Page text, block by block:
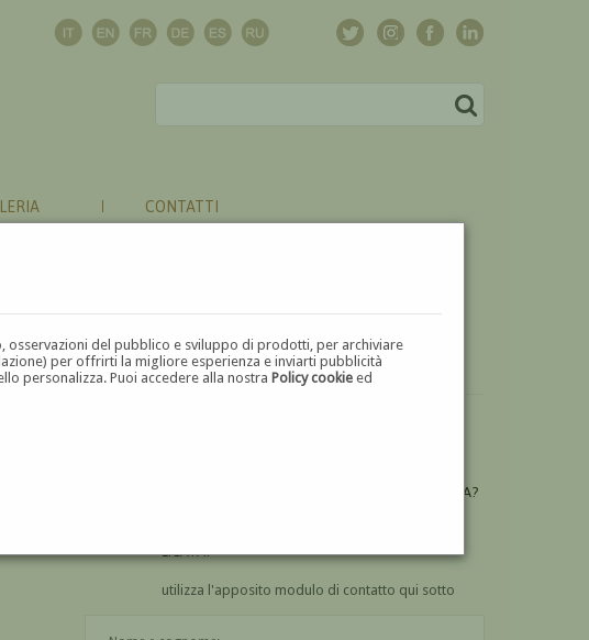
osservazioni del pubblico e sviluppo di prodotti, per archiviare
per offrirti la migliore esperienza e inviarti pubblicità
personalizza. Puoi accedere alla nostraPolicy cookie ed
CONTATTI
UN'OPERA DI ANTONINO LICATA?
LICATA?
utilizza l'apposito modulo di contatto qui sotto